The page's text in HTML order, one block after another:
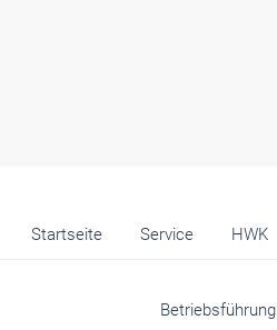
Startseite Service HWK
Betriebsführung